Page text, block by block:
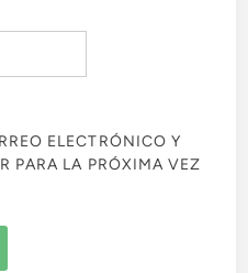
ELECTRÓNICO Y
PARA LA PRÓXIMA VEZ